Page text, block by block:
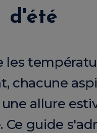
d'été
les
chacune
allure
Ce guide